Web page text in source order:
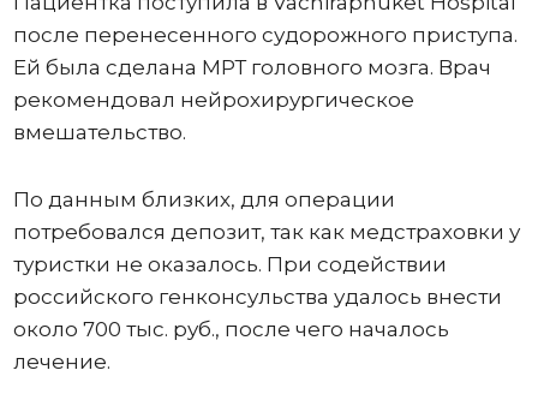
после перенесенного судорожного приступа.
Ей была сделана МРТ головного мозга. Врач
рекомендовал нейрохирургическое
вмешательство.
По данным близких, для операции
потребовался депозит, так как медстраховки у
туристки не оказалось. При содействии
российского генконсульства удалось внести
около 700 тыс. руб., после чего началось
лечение.